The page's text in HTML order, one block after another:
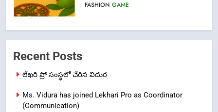
FASHION GAME
7
తిరుమల లడ్డూ నెయ్యి కల్తీ: పవిత్ర
8
Recent Posts
లేఖరి ప్రో సంస్థలో చేరిన విదుర
Ms. Vidura has joined Lekhari Pro as Coordinator
(Communication)